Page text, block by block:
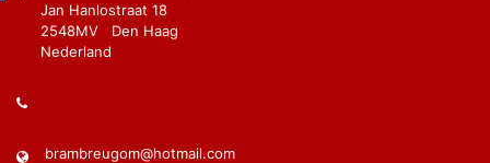
Jan Hanlostraat 18
2548MV Den Haag
Nederland
brambreugom@hotmail.com